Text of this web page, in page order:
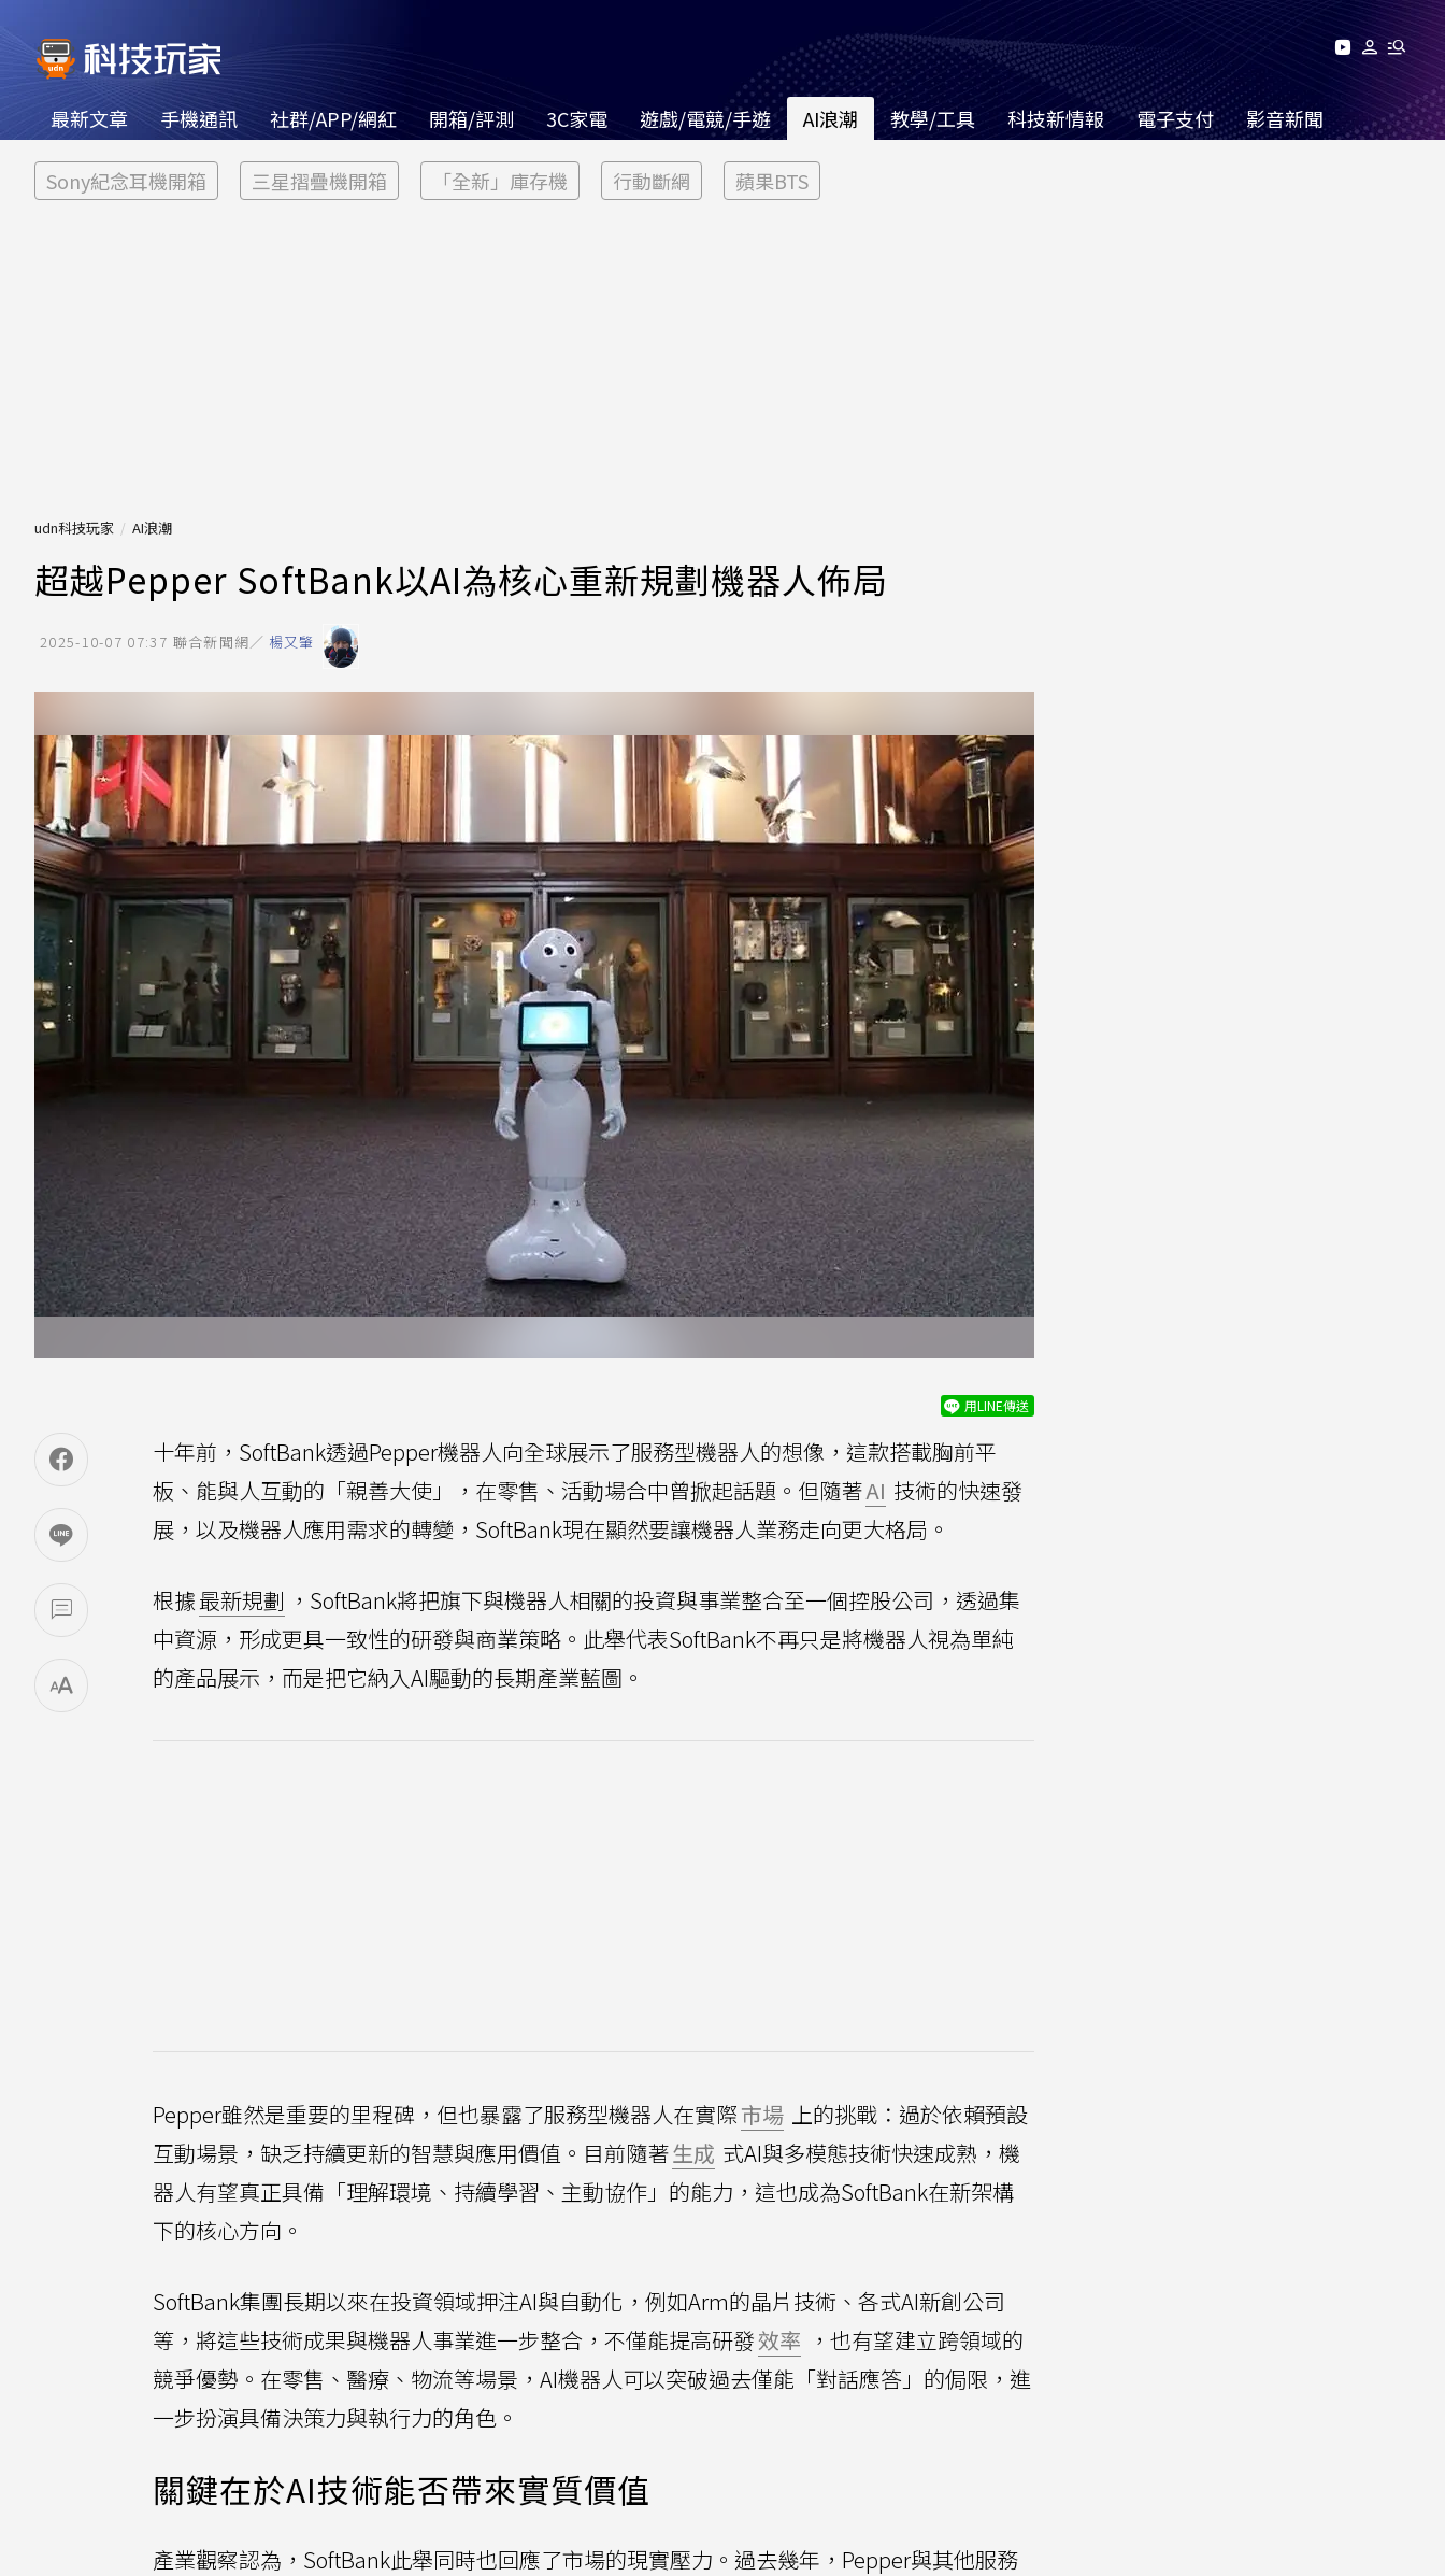
最新文章 手機通訊 社群/APP/網紅 開箱/評測 3C家電 遊戲/電競/手遊 AI浪潮 教學/工具 科技新情報 電子支付 影音新聞
Sony紀念耳機開箱 三星摺疊機開箱 「全新」庫存機 行動斷網 蘋果BTS
udn科技玩家 AI浪潮
超越Pepper SoftBank以AI為核心重新規劃機器人佈局
2025-10-07 07:37 聯合新聞網／ 楊又肇
用LINE傳送
十年前，SoftBank透過Pepper機器人向全球展示了服務型機器人的想像，這款搭載胸前平
板、能與人互動的「親善大使」，在零售、活動場合中曾掀起話題。但隨著AI 技術的快速發
展，以及機器人應用需求的轉變，SoftBank現在顯然要讓機器人業務走向更大格局。
根據最新規劃 ，SoftBank將把旗下與機器人相關的投資與事業整合至一個控股公司，透過集
中資源，形成更具一致性的研發與商業策略。此舉代表SoftBank不再只是將機器人視為單純
的產品展示，而是把它納入AI驅動的長期產業藍圖。
Pepper雖然是重要的里程碑，但也暴露了服務型機器人在實際市場 上的挑戰：過於依賴預設
互動場景，缺乏持續更新的智慧與應用價值。目前隨著生成 式AI與多模態技術快速成熟，機
器人有望真正具備「理解環境、持續學習、主動協作」的能力，這也成為SoftBank在新架構
下的核心方向。
SoftBank集團長期以來在投資領域押注AI與自動化，例如Arm的晶片技術、各式AI新創公司
等，將這些技術成果與機器人事業進一步整合，不僅能提高研發效率 ，也有望建立跨領域的
競爭優勢。在零售、醫療、物流等場景，AI機器人可以突破過去僅能「對話應答」的侷限，進
一步扮演具備決策力與執行力的角色。
關鍵在於AI技術能否帶來實質價值
產業觀察認為，SoftBank此舉同時也回應了市場的現實壓力。過去幾年，Pepper與其他服務